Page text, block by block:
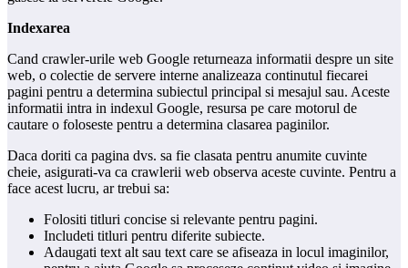
Indexarea
Cand crawler-urile web Google returneaza informatii despre un site
web, o colectie de servere interne analizeaza continutul fiecarei
pagini pentru a determina subiectul principal si mesajul sau. Aceste
informatii intra in indexul Google, resursa pe care motorul de
cautare o foloseste pentru a determina clasarea paginilor.
Daca doriti ca pagina dvs. sa fie clasata pentru anumite cuvinte
cheie, asigurati-va ca crawlerii web observa aceste cuvinte. Pentru a
face acest lucru, ar trebui sa:
Folositi titluri concise si relevante pentru pagini.
Includeti titluri pentru diferite subiecte.
Adaugati text alt sau text care se afiseaza in locul imaginilor,